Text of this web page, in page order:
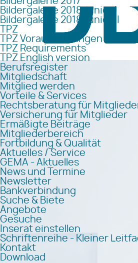
Bildergalerie 2018 Junior I
Bildergalerie 2018 Junior II
TPZ
TPZ Voraussetzungen
TPZ Requirements
TPZ English version
Berufsregister
Mitgliedschaft
Mitglied werden
Vorteile & Services
Rechtsberatung für
Versicherung für Mitglieder
Ermäßigte Beiträge
Mitgliederbereich
Fortbildung & Qualität
Aktuelles / Service
GEMA - Aktuelles
News und Termine
Newsletter
Bankverbindung
Suche & Biete
Angebote
Gesuche
Inserat einstellen
Schriftenreihe - Kleiner
Kontakt
Download